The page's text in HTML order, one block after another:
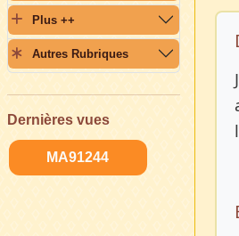
Plus ++
Autres Rubriques
Dernières vues
MA91244